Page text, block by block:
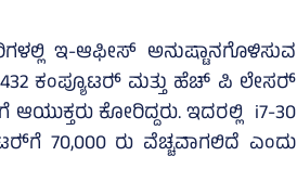
ಇ-ಆಫೀಸ್‌ ಅನುಷ್ಟಾನಗೊಳಿಸುವ
ಕಂಪ್ಯೂಟರ್‍‌ ಮತ್ತು ಹೆಚ್‌ ಪಿ ಲೇಸರ್‍‌
ಕೋರಿದ್ದರು. ಇದರಲ್ಲಿ i7-30
70,000 ರು ವೆಚ್ಚವಾಗಲಿದೆ ಎಂದು